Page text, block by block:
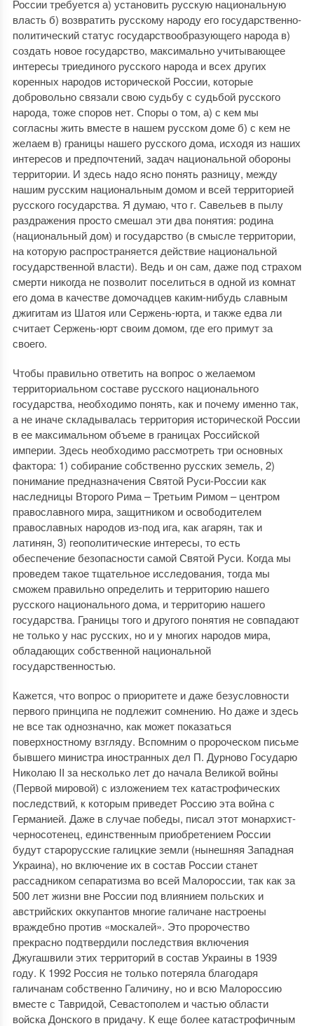
России требуется а) установить русскую национальную
власть б) возвратить русскому народу его государственно-
политический статус государствообразующего народа в)
создать новое государство, максимально учитывающее
интересы триединого русского народа и всех других
коренных народов исторической России, которые
добровольно связали свою судьбу с судьбой русского
народа, тоже споров нет. Споры о том, а) с кем мы
согласны жить вместе в нашем русском доме б) с кем не
желаем в) границы нашего русского дома, исходя из наших
интересов и предпочтений, задач национальной обороны
территории. И здесь надо ясно понять разницу, между
нашим русским национальным домом и всей территорией
русского государства. Я думаю, что г. Савельев в пылу
раздражения просто смешал эти два понятия: родина
(национальный дом) и государство (в смысле территории,
на которую распространяется действие национальной
государственной власти). Ведь и он сам, даже под страхом
смерти никогда не позволит поселиться в одной из комнат
его дома в качестве домочадцев каким-нибудь славным
джигитам из Шатоя или Сержень-юрта, и также едва ли
считает Сержень-юрт своим домом, где его примут за
своего.
Чтобы правильно ответить на вопрос о желаемом
территориальном составе русского национального
государства, необходимо понять, как и почему именно так,
а не иначе складывалась территория исторической России
в ее максимальном объеме в границах Российской
империи. Здесь необходимо рассмотреть три основных
фактора: 1) собирание собственно русских земель, 2)
понимание предназначения Святой Руси-России как
наследницы Второго Рима – Третьим Римом – центром
православного мира, защитником и освободителем
православных народов из-под ига, как агарян, так и
латинян, 3) геополитические интересы, то есть
обеспечение безопасности самой Святой Руси. Когда мы
проведем такое тщательное исследования, тогда мы
сможем правильно определить и территорию нашего
русского национального дома, и территорию нашего
государства. Границы того и другого понятия не совпадают
не только у нас русских, но и у многих народов мира,
обладающих собственной национальной
государственностью.
Кажется, что вопрос о приоритете и даже безусловности
первого принципа не подлежит сомнению. Но даже и здесь
не все так однозначно, как может показаться
поверхностному взгляду. Вспомним о пророческом письме
бывшего министра иностранных дел П. Дурново Государю
Николаю II за несколько лет до начала Великой войны
(Первой мировой) с изложением тех катастрофических
последствий, к которым приведет Россию эта война с
Германией. Даже в случае победы, писал этот монархист-
черносотенец, единственным приобретением России
будут старорусские галицкие земли (нынешняя Западная
Украина), но включение их в состав России станет
рассадником сепаратизма во всей Малороссии, так как за
500 лет жизни вне России под влиянием польских и
австрийских оккупантов многие галичане настроены
враждебно против «москалей». Это пророчество
прекрасно подтвердили последствия включения
Джугашвили этих территорий в состав Украины в 1939
году. К 1992 Россия не только потеряла благодаря
галичанам собственно Галичину, но и всю Малороссию
вместе с Тавридой, Севастополем и частью области
войска Донского в придачу. К еще более катастрофичным